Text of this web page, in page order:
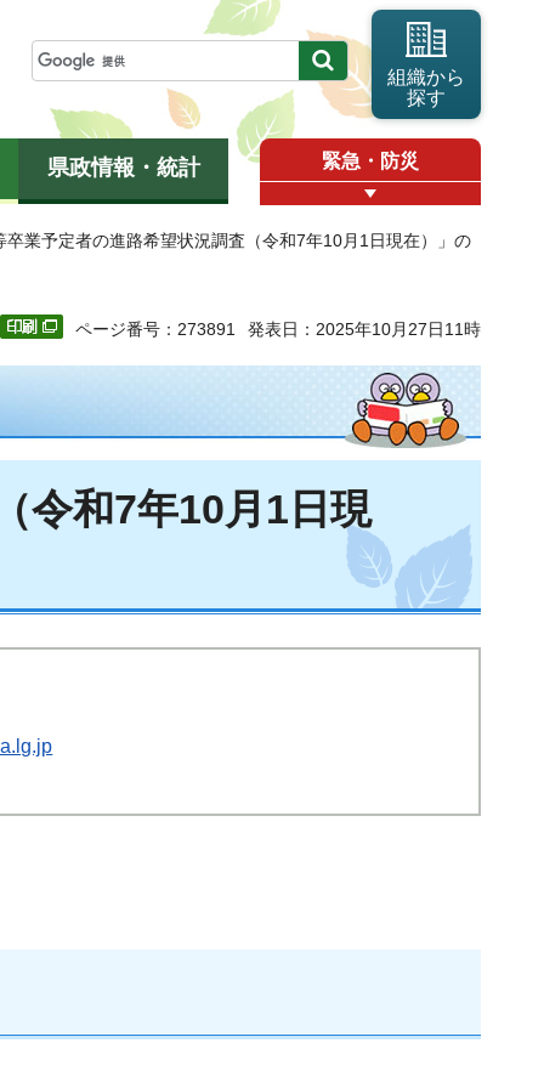
組織から
探す
県政情報・統計 緊急・防災
業予定者の進路希望状況調査（令和7年10月1日現在）」の
ページ番号：273891 発表日：2025年10月27日11時
令和7年10月1日現